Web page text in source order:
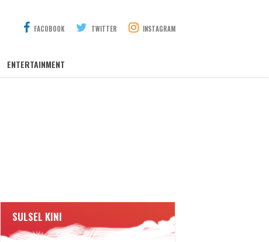
FACOBOOK TWITTER INSTAGRAM
ENTERTAINMENT
SULSEL KINI